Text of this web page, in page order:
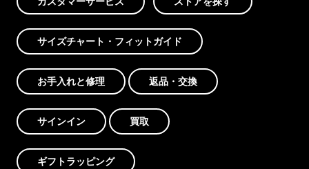
サイズチャート・フィットガイド
お手入れと修理 返品・交換
サインイン 買取
ギフトラッピング